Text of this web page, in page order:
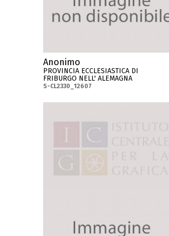
Anonimo
PROVINCIA ECCLESIASTICA DI
FRIBURGO NELL' ALEMAGNA
S-CL2330_12607